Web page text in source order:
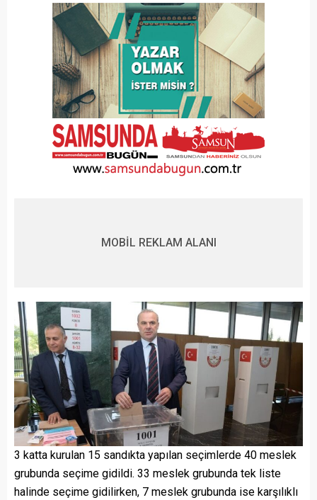
MOBİL REKLAM ALANI
3 katta kurulan 15 sandıkta yapılan seçimlerde 40 meslek
grubunda seçime gidildi. 33 meslek grubunda tek liste
halinde seçime gidilirken, 7 meslek grubunda ise karşılıklı